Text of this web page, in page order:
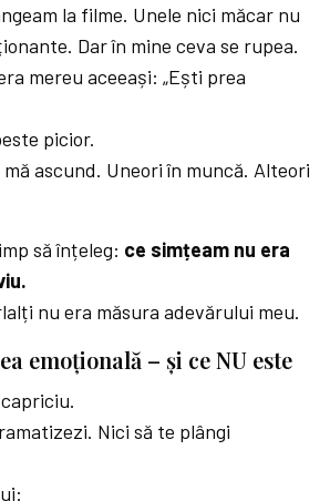
la filme. Unele nici măcar nu
Dar în mine ceva se rupea.
mereu aceeași: „Ești prea
picior.
ascund. Uneori în muncă. Alteori
să înțeleg: ce simțeam nu era
nu era măsura adevărului meu.
emoțională – și ce NU este
Nici să te plângi